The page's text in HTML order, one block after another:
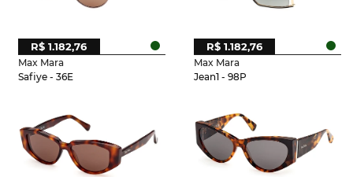
Max Mara
Safiye - 36E
R$ 1.182,76
Max Mara
Jean1 - 98P
R$ 1.182,76